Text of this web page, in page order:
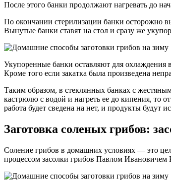
После этого банки продолжают нагревать до
По окончании стерилизации банки осторожно
Вынутые банки ставят на стол и сразу же
Укупоренные банки оставляют для охлаждения
Кроме того если закатка была произведена
Таким образом, в стеклянных банках с
кастрюлю с водой и нагреть ее до кипения, то
работа будет сведена на нет, и продукты будут
Заготовка соленых грибов:
Соление грибов в домашних условиях — это
процессом засолки грибов Павлом